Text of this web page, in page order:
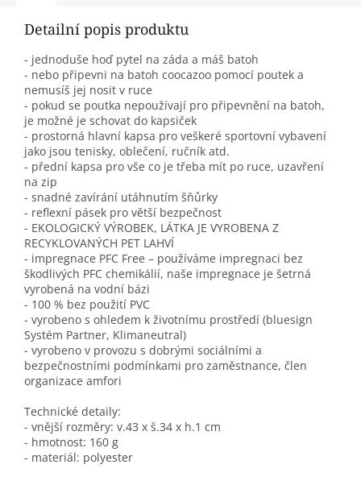
Detailní popis produktu
- jednoduše hoď pytel na záda a máš batoh
- nebo připevni na batoh coocazoo pomocí poutek a
nemusíš jej nosit v ruce
- pokud se poutka nepoužívají pro připevnění na batoh,
je možné je schovat do kapsiček
- prostorná hlavní kapsa pro veškeré sportovní vybavení
jako jsou tenisky, oblečení, ručník atd.
- přední kapsa pro vše co je třeba mít po ruce, uzavření
na zip
- snadné zavírání utáhnutím šňůrky
- reflexní pásek pro větší bezpečnost
- EKOLOGICKÝ VÝROBEK, LÁTKA JE VYROBENA Z
RECYKLOVANÝCH PET LAHVÍ
- impregnace PFC Free – používáme impregnaci bez
škodlivých PFC chemikálií, naše impregnace je šetrná
vyrobená na vodní bázi
- 100 % bez použití PVC
- vyrobeno s ohledem k životnímu prostředí (bluesign
Systém Partner, Klimaneutral)
- vyrobeno v provozu s dobrými sociálními a
bezpečnostními podmínkami pro zaměstnance, člen
organizace amfori
Technické detaily:
- vnější rozměry: v.43 x š.34 x h.1 cm
- hmotnost: 160 g
- materiál: polyester